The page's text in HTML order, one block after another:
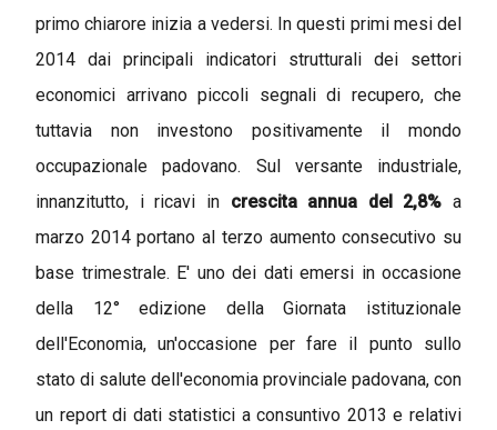
primo chiarore inizia a vedersi. In questi primi mesi del
2014 dai principali indicatori strutturali dei settori
economici arrivano piccoli segnali di recupero, che
tuttavia non investono positivamente il mondo
occupazionale padovano. Sul versante industriale,
innanzitutto, i ricavi in crescita annua del 2,8% a
marzo 2014 portano al terzo aumento consecutivo su
base trimestrale. E' uno dei dati emersi in occasione
della 12° edizione della Giornata istituzionale
dell'Economia, un'occasione per fare il punto sullo
stato di salute dell'economia provinciale padovana, con
un report di dati statistici a consuntivo 2013 e relativi